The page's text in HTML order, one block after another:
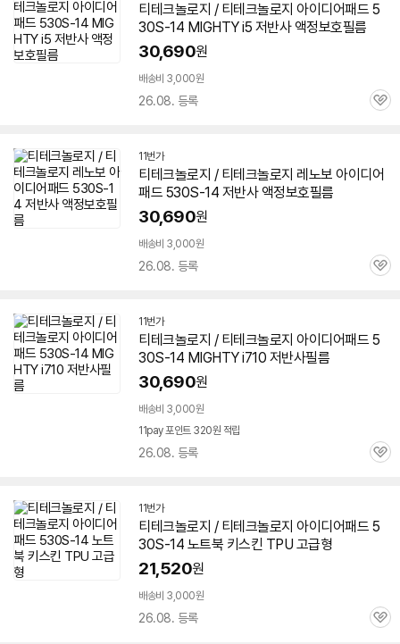
티테크놀로지 / 티테크놀로지 아이디어패드 5
30S-14 MIGHTY i5 저반사 액정보호필름
30,690원
배송비 3,000원
26.08. 등록
관
11번가
티테크놀로지 / 티테크놀로지 레노보 아이디어
패드 530S-14 저반사 액정보호필름
30,690원
배송비 3,000원
26.08. 등록
관
11번가
티테크놀로지 / 티테크놀로지 아이디어패드 5
30S-14 MIGHTY i710 저반사필름
30,690원
배송비 3,000원
11pay 포인트 320원 적립
26.08. 등록
관
11번가
티테크놀로지 / 티테크놀로지 아이디어패드 5
30S-14 노트북 키스킨 TPU 고급형
21,520원
배송비 3,000원
26.08. 등록
관